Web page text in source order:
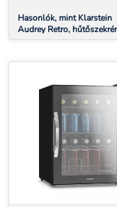
Hasonlók, mint Klarstein
Audrey Retro,
liter, 3 polc, 2 rekesz az